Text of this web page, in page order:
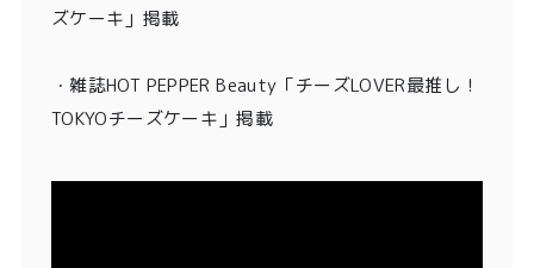
ズケーキ」掲載
・雑誌HOT PEPPER Beauty「チーズLOVER最推し！
TOKYOチーズケーキ」掲載